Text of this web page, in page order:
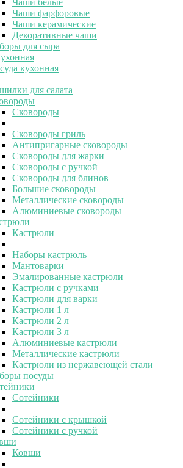
Чаши фарфоровые
Чаши керамические
Декоративные чаши
для сыра
кухонная
для салата
Сковороды
Сковороды гриль
Антипригарные сковороды
Сковороды для жарки
Сковороды с ручкой
Сковороды для блинов
Большие сковороды
Металлические сковороды
Алюминиевые сковороды
Кастрюли
Наборы кастрюль
Мантоварки
Эмалированные кастрюли
Кастрюли с ручками
Кастрюли для варки
Кастрюли 1 л
Кастрюли 2 л
Кастрюли 3 л
Алюминиевые кастрюли
Металлические кастрюли
Кастрюли из нержавеющей стали
посуды
Сотейники
Сотейники с крышкой
Сотейники с ручкой
Ковши